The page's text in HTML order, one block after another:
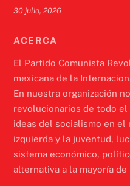
30 julio, 2026
ACERCA
El Partido Comunista
mexicana de la
En nuestra organización
revolucionarios de todo
ideas del socialismo en
izquierda y la juventud,
sistema económico,
alternativa a la mayoría